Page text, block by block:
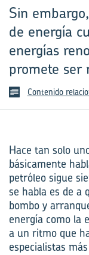
Sin
de energía
energías
promete ser
Contenido
Hace tan solo
básicamente
petróleo sigue
se habla es de a
bombo y
energía como la
a un ritmo que
especialistas